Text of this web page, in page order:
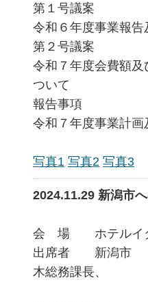
第１号議案
令和６年度事業報
第２号議案
令和７年度会費額
ついて
報告事項
令和７年度事業計
写真1 写真2 写真3
2024.11.29 新潟市
会 場 ホテルイ
出席者 新潟市 丸
木総務課長、